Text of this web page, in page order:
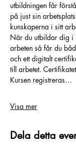
utbildningen får
på just sin
kunskaperna i sitt
När du utbildar dig i
arbeten så får du
och ett digitalt
till arbetet.
Kursen registreras…
Visa mer
Dela detta